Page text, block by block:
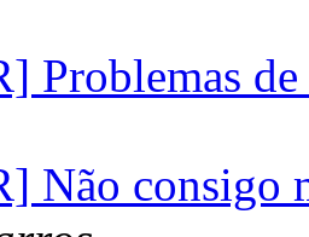
Problemas
Não consigo